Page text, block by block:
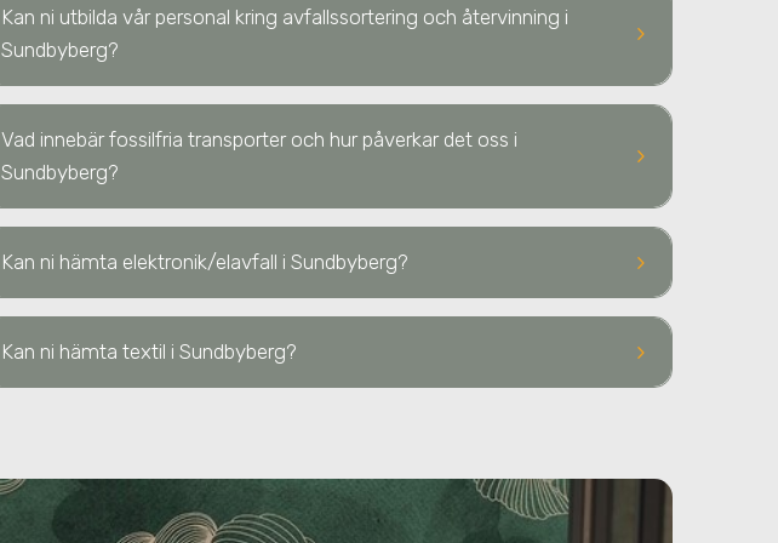
keyboard_arrow_right
Kan ni utbilda vår personal kring avfallssortering och återvinning i
Sundbyberg?
keyboard_arrow_right
Vad innebär fossilfria transporter och hur påverkar det oss i
Sundbyberg?
keyboard_arrow_right
Kan ni hämta elektronik/elavfall i Sundbyberg?
keyboard_arrow_right
Kan ni hämta textil i Sundbyberg?